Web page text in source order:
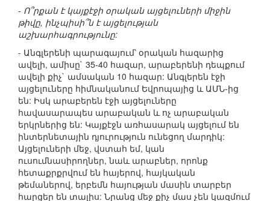
- Ո՞րքան է կայքէջի օրական այցելուների միջին
թիվը, ինչպիսի՞ն է այցելության
աշխարհագրությունը:
- Անգլերենի պարագայում՝ օրական հազարից
ավելի, ամիսը` 35-40 հազար, արաբերենի դեպքում
ավելի քիչ` ամսական 10 հազար: Անգլերեն էջի
այցելուները հիմնականում Եվրոպայից և ԱՄՆ-ից
են: Իսկ արաբերեն էջի այցելուները
հավասարապես արաբական և ոչ արաբական
երկրներից են: Կայքէջն առհասարակ այցելում են
ինտերնետային դյուրություն ունեցող մարդիկ:
Այցելուների մեջ, վստահ եմ, կան
ուսումնասիրողներ, նաև արաբներ, որոնք
հետաքրքրվում են հայերով, հայկական
թեմաներով, երբեմն հայության մասին տարբեր
հարցեր են տալիս: Նրանց մեջ քիչ մաս չեն կազմում